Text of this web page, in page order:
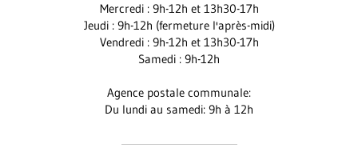
Mercredi : 9h-12h et 13h30-17h
Jeudi : 9h-12h (fermeture l'après-midi)
Vendredi : 9h-12h et 13h30-17h
Samedi : 9h-12h
Agence postale communale:
Du lundi au samedi: 9h à 12h